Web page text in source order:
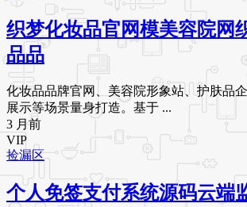
织梦化妆品官网模美容院网
品品
化妆品品牌官网、美容院形象站、护肤品
展示等场景量身打造。基于 ...
3 月前
VIP
捡漏区
个人免签支付系统源码云端